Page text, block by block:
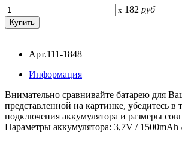
x 182 руб
Арт.111-1848
Информация
Внимательно сравнивайте батарею для
представленной на картинке, убедитесь в
подключения аккумулятора и размеры
Параметры аккумулятора: 3,7V / 1500mAh